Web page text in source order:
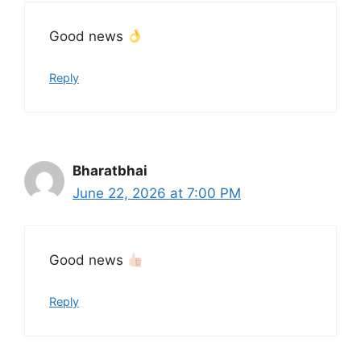
Good news
Reply
Bharatbhai
June 22, 2026 at 7:00 PM
Good news
Reply